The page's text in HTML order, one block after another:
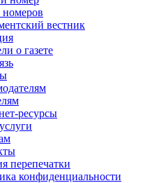
вестник
о газете
ресурсы
перепечатки
конфиденциальности